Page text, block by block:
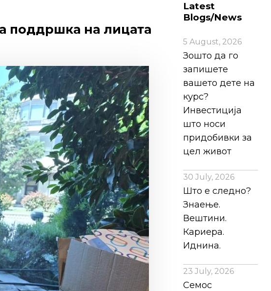
поддршка на лицата
Latest
Blogs/News
5 August, 2026
Зошто да го
запишете
вашето дете на
курс?
Инвестиција
што носи
придобивки за
цел живот
30 July, 2026
Што е следно?
Знаење.
Вештини.
Кариера.
Иднина.
23 July, 2026
Семос